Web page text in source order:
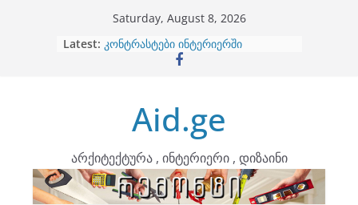
Saturday, August 8, 2026
Latest: ბინების გაერთიანება
კონტრასტები ინტერიერში
ინტერიერის დიზიანი
არტემიდი წარმოგიდგენთ
Aid.ge
არქიტექტურა , ინტერიერი , დიზაინი